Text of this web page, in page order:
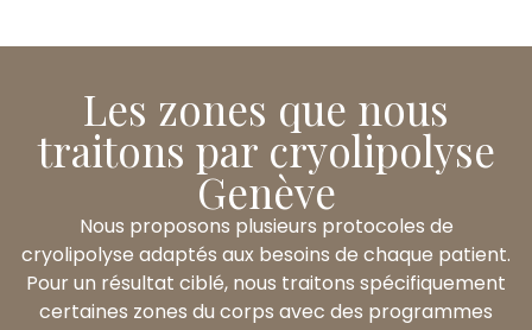
Les zones que nous
traitons par cryolipolyse
Genève
Nous proposons plusieurs protocoles de
cryolipolyse adaptés aux besoins de chaque patient.
Pour un résultat ciblé, nous traitons spécifiquement
certaines zones du corps avec des programmes